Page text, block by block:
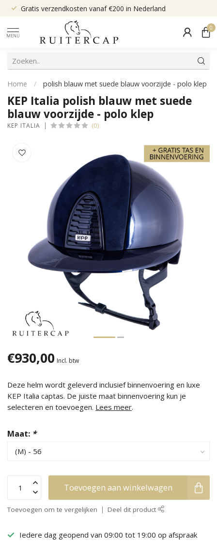
Gratis verzendkosten vanaf €200 in Nederland
MENU
0
Home / polish blauw met suede blauw voorzijde - polo klep
KEP Italia polish blauw met suede
blauw voorzijde - polo klep
KEP ITALIA (0)
€930,00 Incl. btw
Deze helm wordt geleverd inclusief binnenvoering en luxe
KEP Italia captas. De juiste maat binnenvoering kun je
selecteren en toevoegen. Lees meer.
Maat: *
Toevoegen aan winkelwagen
Toevoegen om te vergelijken Deel dit product
Iedere dag geopend van 09:00 tot 19:00 op afspraak